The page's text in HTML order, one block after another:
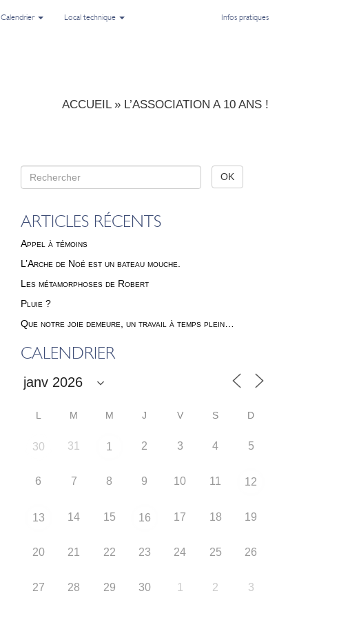
Calendrier Local technique Infos pratiques
ACCUEIL» L’ASSOCIATION A 10 ANS !
ARTICLES RÉCENTS
Appel à témoins
L’Arche de Noé est un bateau mouche.
Les métamorphoses de Robert
Pluie ?
Que notre joie demeure, un travail à temps plein…
CALENDRIER
L M M J V S D
30 31 1 2 3 4 5
6 7 8 9 10 11 12
13 14 15 16 17 18 19
20 21 22 23 24 25 26
27 28 29 30 1 2 3